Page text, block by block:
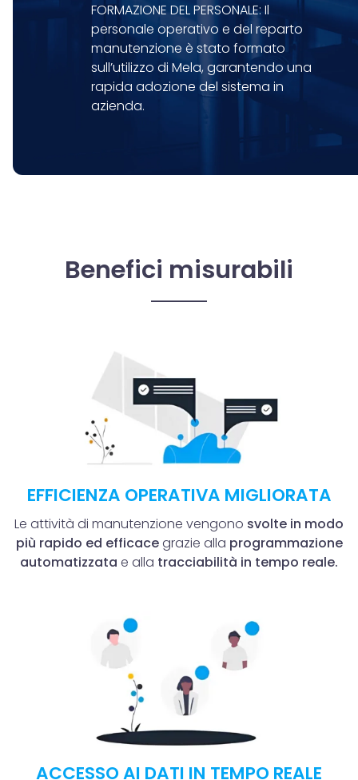
FORMAZIONE DEL PERSONALE: Il
personale operativo e del reparto
manutenzione è stato formato
sull’utilizzo di Mela, garantendo una
rapida adozione del sistema in
azienda.
Benefici misurabili
EFFICIENZA OPERATIVA MIGLIORATA
Le attività di manutenzione vengono svolte in modo
più rapido ed efficacegrazie alla programmazione
automatizzata e alla tracciabilità in tempo reale.
ACCESSO AI DATI IN TEMPO REALE